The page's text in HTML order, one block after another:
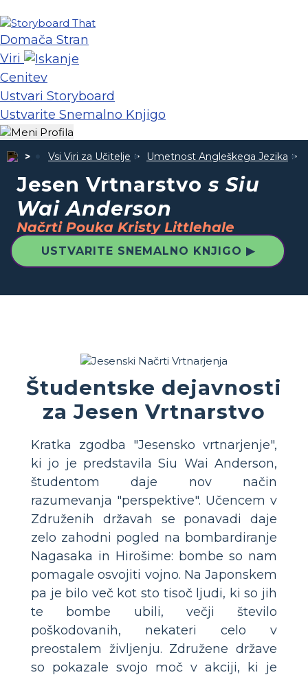
Domača Stran
Viri
Cenitev
Ustvari Storyboard
Ustvarite Snemalno Knjigo
Vsi Viri za Učitelje Umetnost Angleškega Jezika
Jesen Vrtnarstvos Siu
Wai Anderson
Načrti Pouka Kristy Littlehale
USTVARITE SNEMALNO KNJIGO ▶
Študentske dejavnosti
za Jesen Vrtnarstvo
Kratka zgodba "Jesensko vrtnarjenje",
ki jo je predstavila Siu Wai Anderson,
študentom daje nov način
razumevanja "perspektive". Učencem v
Združenih državah se ponavadi daje
zelo zahodni pogled na bombardiranje
Nagasaka in Hirošime: bombe so nam
pomagale osvojiti vojno. Na Japonskem
pa je bilo več kot sto tisoč ljudi, ki so jih
te bombe ubili, večji število
poškodovanih, nekateri celo v
preostalem življenju. Združene države
so pokazale svojo moč v akciji, ki je